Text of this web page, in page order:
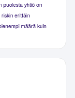
puolesta yhtiö on
erittäin
määrä kuin